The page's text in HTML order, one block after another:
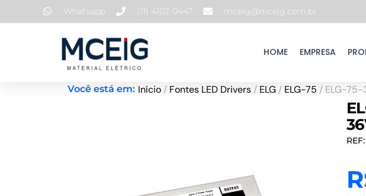
para
Whatsapp (11) 4102-0447 mceig@mceig.com.br
HOME EMPRESA
Você está em: Início / Fontes LED Drivers / ELG / ELG-75 / ELG-75-